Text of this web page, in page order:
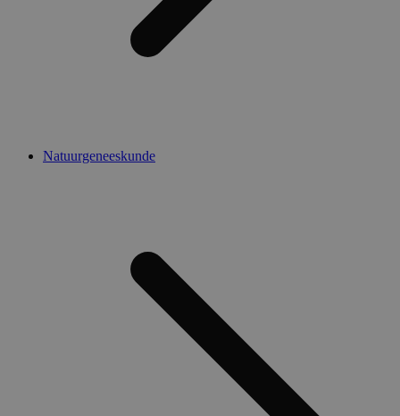
Natuurgeneeskunde